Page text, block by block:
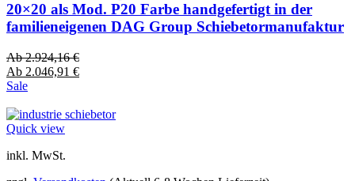
20×20 als Mod. P20 Farbe handgefertigt in der
familieneigenen DAG Group Schiebetormanufaktur
Ab2.924,16€
Ab 2.046,91 €
Sale
Quick view
inkl. MwSt.